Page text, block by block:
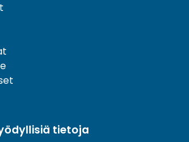
tietoja